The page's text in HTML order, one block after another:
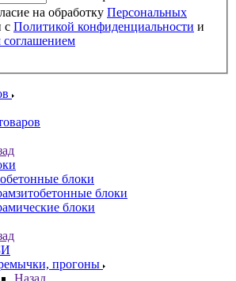
на обработку Персональных
с Политикой конфиденциальности и
соглашением
блоки
блоки
блоки
прогоны